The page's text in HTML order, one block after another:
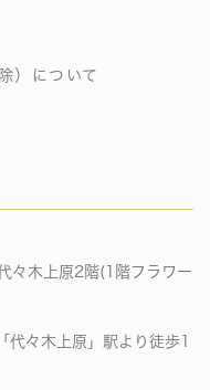
）について
々木上原2階(1階フラワー
代々木上原」駅より徒歩1